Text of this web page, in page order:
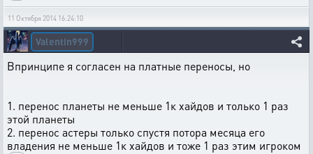
11 Октября 2014 16:24:10
Valentin999
Впринципе я согласен на платные переносы, но
1. перенос планеты не меньше 1к хайдов и только 1 раз
этой планеты
2. перенос астеры только спустя потора месяца его
владения не меньше 1к хайдов и тоже 1 раз этим игроком